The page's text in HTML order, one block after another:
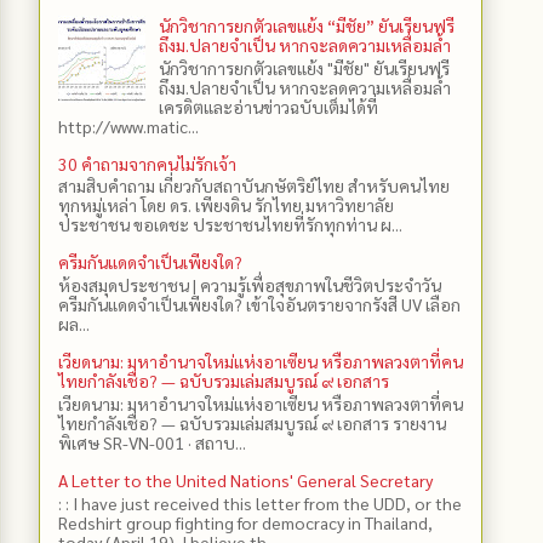
นักวิชาการยกตัวเลขแย้ง “มีชัย” ยันเรียนฟรี
ถึงม.ปลายจำเป็น หากจะลดความเหลื่อมล้ำ
นักวิชาการยกตัวเลขแย้ง "มีชัย" ยันเรียนฟรี
ถึงม.ปลายจำเป็น หากจะลดความเหลื่อมล้ำ
เครดิตและอ่านข่าวฉบับเต็มได้ที่
http://www.matic...
30 คำถามจากคนไม่รักเจ้า
สามสิบคำถาม เกี่ยวกับสถาบันกษัตริย์ไทย สำหรับคนไทย
ทุกหมู่เหล่า โดย ดร.​ เพียงดิน รักไทย มหาวิทยาลัย
ประชาชน ขอเดชะ ประชาชนไทยที่รักทุกท่าน ผ...
ครีมกันแดดจำเป็นเพียงใด?
ห้องสมุดประชาชน | ความรู้เพื่อสุขภาพในชีวิตประจำวัน
ครีมกันแดดจำเป็นเพียงใด? เข้าใจอันตรายจากรังสี UV เลือก
ผล...
เวียดนาม: มหาอำนาจใหม่แห่งอาเซียน หรือภาพลวงตาที่คน
ไทยกำลังเชื่อ? — ฉบับรวมเล่มสมบูรณ์ ๙ เอกสาร
เวียดนาม: มหาอำนาจใหม่แห่งอาเซียน หรือภาพลวงตาที่คน
ไทยกำลังเชื่อ? — ฉบับรวมเล่มสมบูรณ์ ๙ เอกสาร รายงาน
พิเศษ SR-VN-001 · สถาบ...
A Letter to the United Nations' General Secretary
: : I have just received this letter from the UDD, or the
Redshirt group fighting for democracy in Thailand,